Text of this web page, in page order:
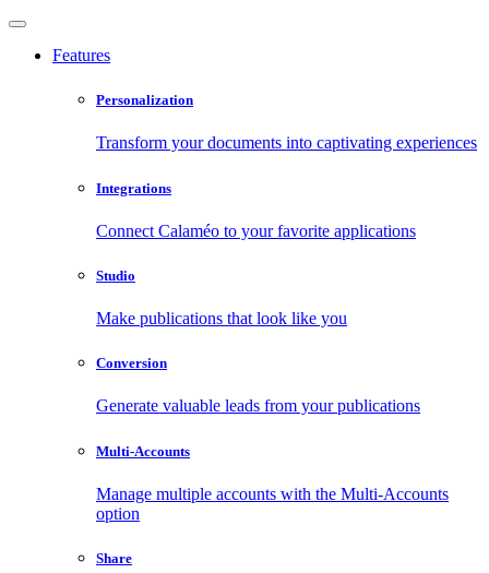
Features
Personalization
Transform your documents into captivating experiences
Integrations
Connect Calaméo to your favorite applications
Studio
Make publications that look like you
Conversion
Generate valuable leads from your publications
Multi-Accounts
Manage multiple accounts with the Multi-Accounts
option
Share